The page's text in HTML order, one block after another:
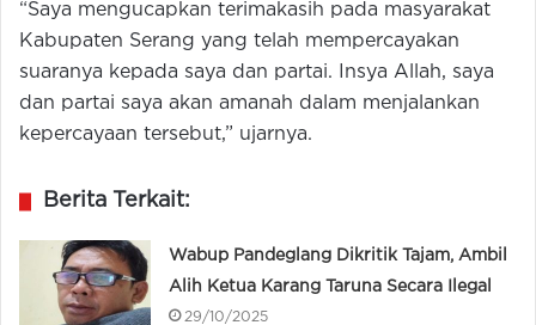
“Saya mengucapkan terimakasih pada masyarakat
Kabupaten Serang yang telah mempercayakan
suaranya kepada saya dan partai. Insya Allah, saya
dan partai saya akan amanah dalam menjalankan
kepercayaan tersebut,” ujarnya.
Berita Terkait:
Wabup Pandeglang Dikritik Tajam, Ambil
Alih Ketua Karang Taruna Secara Ilegal
29/10/2025